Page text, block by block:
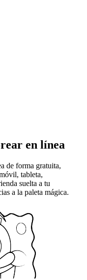
en línea
de forma gratuita,
tableta,
suelta a tu
a la paleta mágica.